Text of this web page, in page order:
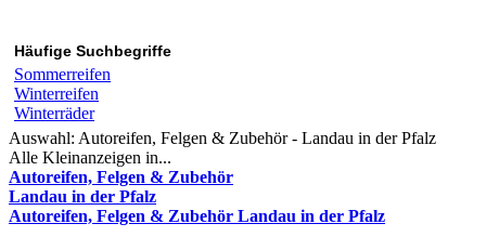
Häufige Suchbegriffe
Sommerreifen
Winterreifen
Winterräder
Auswahl: Autoreifen, Felgen & Zubehör - Landau in der Pfalz
Alle Kleinanzeigen in...
Autoreifen, Felgen & Zubehör
Landau in der Pfalz
Autoreifen, Felgen & Zubehör Landau in der Pfalz